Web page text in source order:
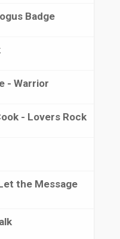
Badge
- Warrior
- Lovers Rock
the Message